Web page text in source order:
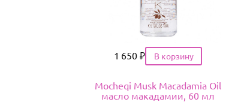
Цена
1 650 ₽
Mocheqi Musk Macadamia Oil
масло макадамии, 60 мл